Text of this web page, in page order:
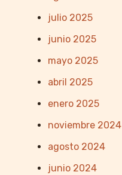
julio 2025
junio 2025
mayo 2025
abril 2025
enero 2025
noviembre 2024
agosto 2024
junio 2024